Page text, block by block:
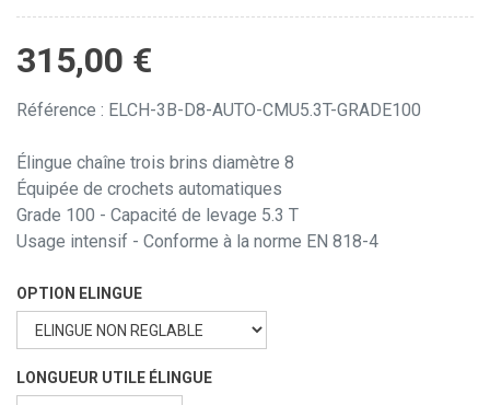
315,00 €
Référence : ELCH-3B-D8-AUTO-CMU5.3T-GRADE100
Élingue chaîne trois brins diamètre 8
Équipée de crochets automatiques
Grade 100 - Capacité de levage 5.3 T
Usage intensif - Conforme à la norme EN 818-4
OPTION ELINGUE
LONGUEUR UTILE ÉLINGUE